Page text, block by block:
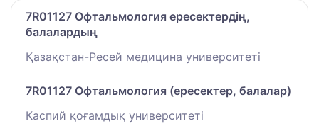
7R01127 Офтальмология ересектердің,
балалардың
Қазақстан-Ресей медицина университеті
7R01127 Офтальмология (ересектер, балалар)
Каспий қоғамдық университеті